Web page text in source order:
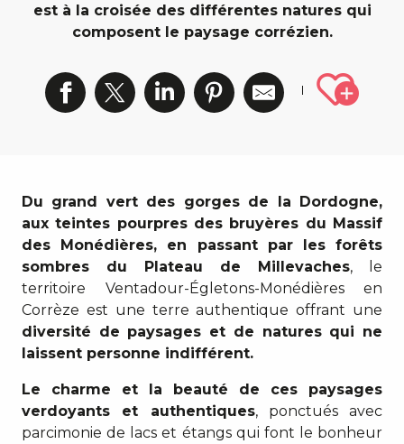
est à la croisée des différentes natures qui
composent le paysage corrézien.
Du grand vert des gorges de la Dordogne,
aux teintes pourpres des bruyères du Massif
des Monédières, en passant par les forêts
sombres du Plateau de Millevaches, le
territoire Ventadour-Égletons-Monédières en
Corrèze est une terre authentique offrant une
diversité de paysages et de natures qui ne
laissent personne indifférent.
Le charme et la beauté de ces paysages
verdoyants et authentiques, ponctués avec
parcimonie de lacs et étangs qui font le bonheur